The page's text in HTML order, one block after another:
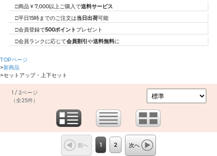
□商品￥7,000以上ご購入で送料サービス
□平日15時までのご注文は当日出荷可能
□会員登録で500ポイント プレゼント
□会員ランクに応じて会員割引や送料無料に
TOPページ
>新商品
>セットアップ・上下セット
1 / 2ページ
（全25件）
前へ 1 2 次へ